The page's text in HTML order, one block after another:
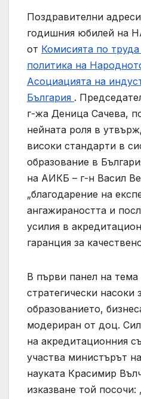
Поздравителни
годишния юбилей на
от Комисията по
политика на
Асоциацията на
България .
г-жа Деница Сачева,
нейната роля в
високи стандарти в
образование в
на АИКБ – г-н Васил
„благодарение на
ангажираността и
усилия в
гаранция за
В първи панел на
стратегически
образованието,
модериран от доц.
на акредитационния
участва министърът
науката Красимир
изказване той посочи: